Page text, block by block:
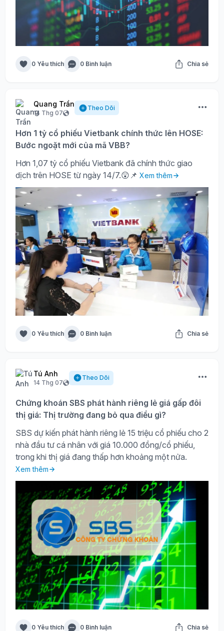
0 Yêu thích 0 Bình luận Chia sẻ
Quang Trần
14 Thg 07
Theo Dõi
Hơn 1 tỷ cổ phiếu Vietbank chính thức lên HOSE:
Bước ngoặt mới của mã VBB?
Hơn 1,07 tỷ cổ phiếu Vietbank đã chính thức giao
dịch trên HOSE từ ngày 14/7.😲📌 Xem thêm
0 Yêu thích 0 Bình luận Chia sẻ
Tú Anh
14 Thg 07
Theo Dõi
Chứng khoán SBS phát hành riêng lẻ giá gấp đôi
thị giá: Thị trường đang bỏ qua điều gì?
SBS dự kiến phát hành riêng lẻ 15 triệu cổ phiếu cho 2
nhà đầu tư cá nhân với giá 10.000 đồng/cổ phiếu,
trong khi thị giá đang thấp hơn khoảng một nửa.
Xem thêm
0 Yêu thích 0 Bình luận Chia sẻ